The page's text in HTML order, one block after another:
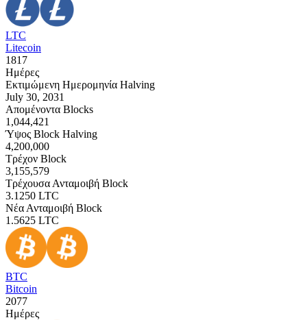
LTC
Litecoin
1817
Ημέρες
Εκτιμώμενη Ημερομηνία Halving
July 30, 2031
Απομένοντα Blocks
1,044,421
Ύψος Block Halving
4,200,000
Τρέχον Block
3,155,579
Τρέχουσα Ανταμοιβή Block
3.1250 LTC
Νέα Ανταμοιβή Block
1.5625 LTC
BTC
Bitcoin
2077
Ημέρες